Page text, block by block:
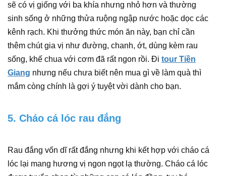
sẽ có vị giống với ba khía nhưng nhỏ hơn và thường
sinh sống ở những thửa ruộng ngập nước hoặc dọc các
kênh rạch. Khi thưởng thức món ăn này, bạn chỉ cần
thêm chút gia vị như đường, chanh, ớt, dùng kèm rau
sống, khế chua với cơm đã rất ngon rồi. Đi tour Tiền
Giang nhưng nếu chưa biết nên mua gì về làm quà thì
mắm còng chính là gợi ý tuyệt vời dành cho bạn.
5. Cháo cá lóc rau đắng
Rau đắng vốn dĩ rất đắng nhưng khi kết hợp với cháo cá
lóc lại mang hương vị ngon ngọt lạ thường. Cháo cá lóc